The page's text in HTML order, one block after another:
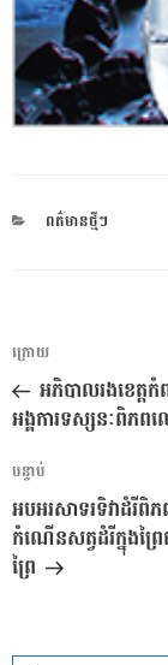
CATEGORIES
ពត៌មានថ្មីៗ
ការ​
នាំទិស​
ប្រកាស
អត្ថបទ
មុន
ក្រោយ
អភិបាលរងខេត្ត
អង្គការទស្សនៈពិភ
អត្ថបទ
បន្ទាប់
បន្ទាប់
អបអរសាទរទិវាដំរីពិ
កំណើនសត្វដំរីក្នុងព្រ
ព្រៃ